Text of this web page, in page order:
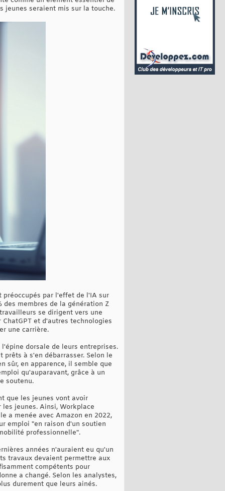
jeunes seraient mis sur la touche.
préoccupés par l'effet de l'IA sur
membres de la génération Z
se dirigent vers une
et d'autres technologies
une carrière.
dorsale de leurs entreprises.
à s'en débarrasser. Selon le
sûr, en apparence, il semble que
qu'auparavant, grâce à un
soutenu.
que les jeunes vont avoir
jeunes. Ainsi, Workplace
a menée avec Amazon en 2022,
emploi "en raison d'un soutien
professionnelle".
années n'auraient eu qu'un
travaux devaient permettre aux
compétents pour
a changé. Selon les analystes,
durement que leurs ainés.